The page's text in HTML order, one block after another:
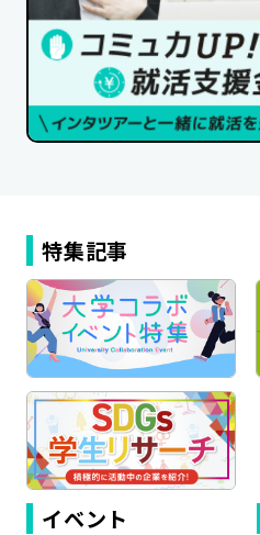
特集記事
イベント